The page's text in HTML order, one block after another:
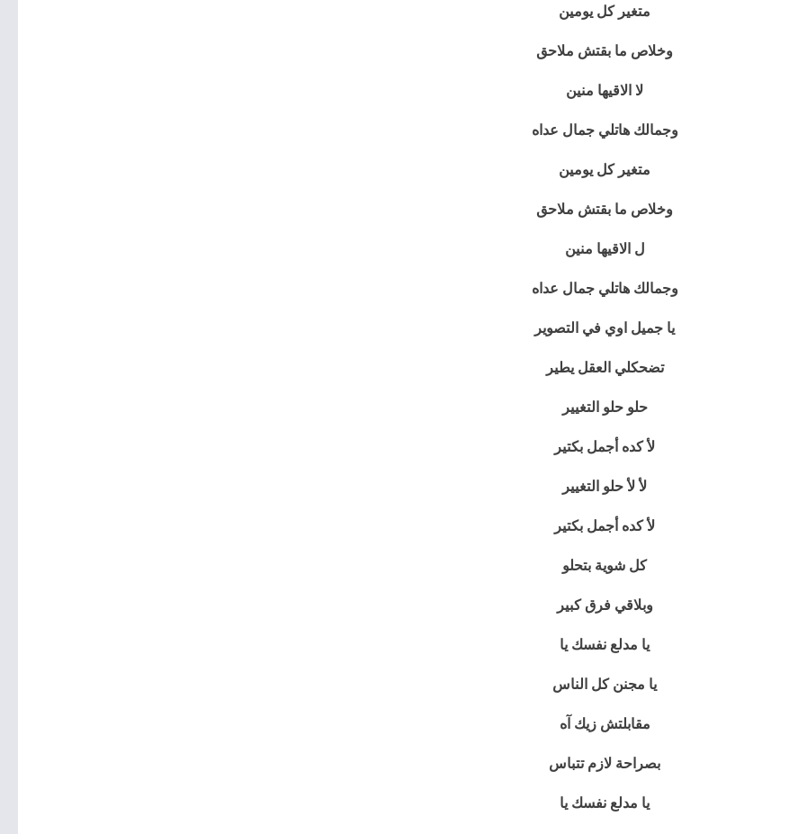
متغير كل يومين
وخلاص ما بقتش ملاحق
لا الاقيها منين
وجمالك هاتلي جمال عداه
متغير كل يومين
وخلاص ما بقتش ملاحق
ل الاقيها منين
وجمالك هاتلي جمال عداه
يا جميل اوي في التصوير
تضحكلي العقل يطير
حلو حلو التغيير
لأ كده أجمل بكتير
لأ لأ حلو التغيير
لأ كده أجمل بكتير
كل شوية بتحلو
وبلاقي فرق كبير
يا مدلع نفسك يا
يا مجنن كل الناس
مقابلتش زيك آه
بصراحة لازم تتباس
يا مدلع نفسك يا